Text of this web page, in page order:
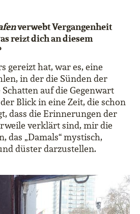
verwebt Vergangenheit
reizt dich an diesem
gereizt hat, war es, eine
in der die Sünden der
auf die Gegenwart
Blick in eine Zeit, die schon
dass die Erinnerungen der
verklärt sind, mir die
das „Damals“ mystisch,
düster darzustellen.